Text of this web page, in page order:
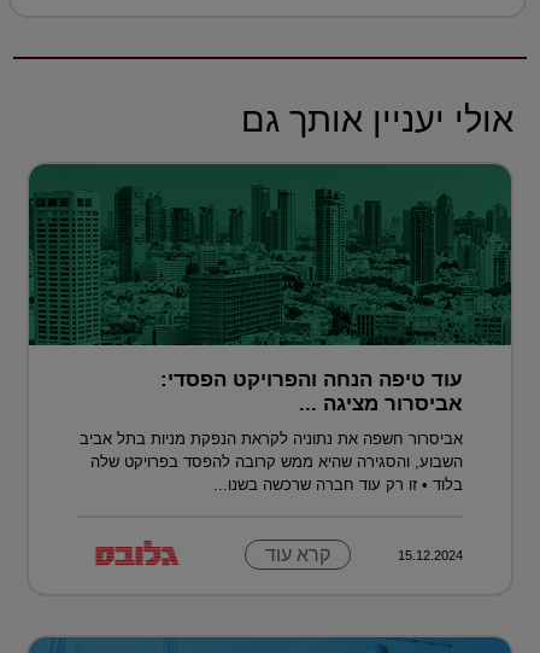
אולי יעניין אותך גם
עוד טיפה הנחה והפרויקט הפסדי:
אביסרור מציגה ...
אביסרור חשפה את נתוניה לקראת הנפקת מניות בתל אביב
השבוע, והסגירה שהיא ממש קרובה להפסד בפרויקט שלה
בלוד • זו רק עוד חברה שרכשה בשנו...
15.12.2024 קרא עוד